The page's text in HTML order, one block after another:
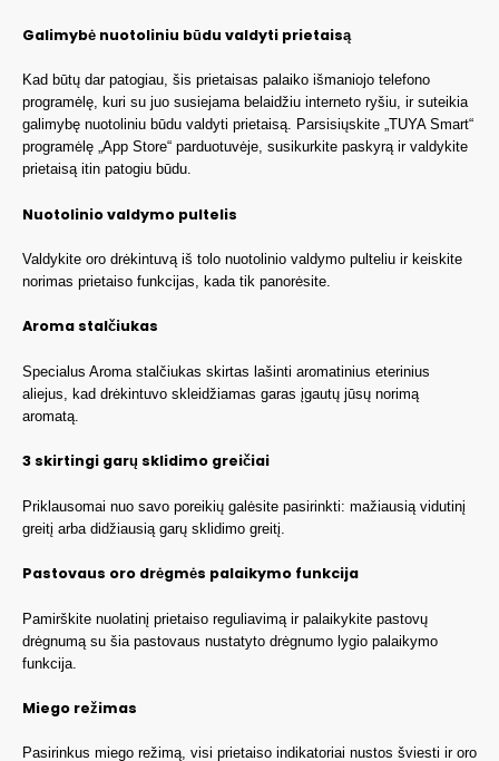
Galimybė nuotoliniu būdu valdyti prietaisą
Kad būtų dar patogiau, šis prietaisas palaiko išmaniojo telefono
programėlę, kuri su juo susiejama belaidžiu interneto ryšiu, ir suteikia
galimybę nuotoliniu būdu valdyti prietaisą. Parsisiųskite „TUYA Smart“
programėlę „App Store“ parduotuvėje, susikurkite paskyrą ir valdykite
prietaisą itin patogiu būdu.
Nuotolinio valdymo pultelis
Valdykite oro drėkintuvą iš tolo nuotolinio valdymo pulteliu ir keiskite
norimas prietaiso funkcijas, kada tik panorėsite.
Aroma stalčiukas
Specialus Aroma stalčiukas skirtas lašinti aromatinius eterinius
aliejus, kad drėkintuvo skleidžiamas garas įgautų jūsų norimą
aromatą.
3 skirtingi garų sklidimo greičiai
Priklausomai nuo savo poreikių galėsite pasirinkti: mažiausią vidutinį
greitį arba didžiausią garų sklidimo greitį.
Pastovaus oro drėgmės palaikymo funkcija
Pamirškite nuolatinį prietaiso reguliavimą ir palaikykite pastovų
drėgnumą su šia pastovaus nustatyto drėgnumo lygio palaikymo
funkcija.
Miego režimas
Pasirinkus miego režimą, visi prietaiso indikatoriai nustos šviesti ir oro